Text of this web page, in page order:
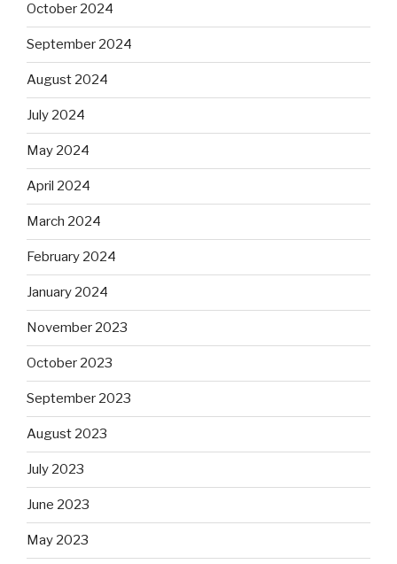
October 2024
September 2024
August 2024
July 2024
May 2024
April 2024
March 2024
February 2024
January 2024
November 2023
October 2023
September 2023
August 2023
July 2023
June 2023
May 2023